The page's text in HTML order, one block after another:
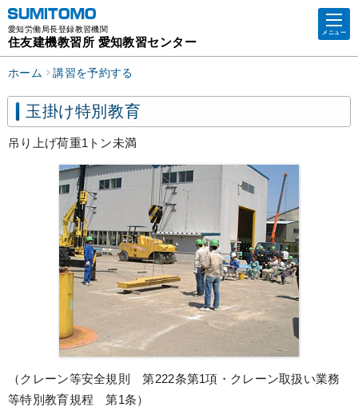
メニュー
愛知労働局長登録教習機関
住友建機教習所 愛知教習センター
ホーム 講習を予約する
玉掛け特別教育
吊り上げ荷重1トン未満
（クレーン等安全規則 第222条第1項・クレーン取扱い業務
等特別教育規程 第1条）